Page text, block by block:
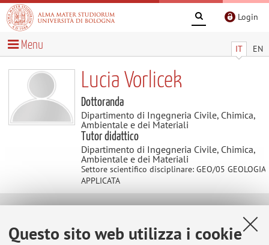
Questo sito web utilizza i cookie
Login
IT EN
Menu
Lucia Vorlicek
Dottoranda
Dipartimento di Ingegneria Civile, Chimica,
Ambientale e dei Materiali
Tutor didattico
Dipartimento di Ingegneria Civile, Chimica,
Ambientale e dei Materiali
Settore scientifico disciplinare: GEO/05 GEOLOGIA
APPLICATA